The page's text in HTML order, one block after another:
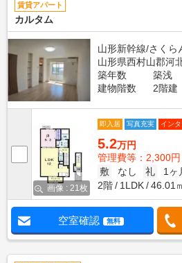
賃貸アパート
カルタム
山形新幹線/さくら
山形県西村山郡河
築年数
築浅
建物階数
2階建
画像 : 21枚
即入居 写真充実 イン
5.2万円
管理費等：2,300円
敷
なし 礼
1ヶ
2階
1LDK 46.01
空室確認 無料